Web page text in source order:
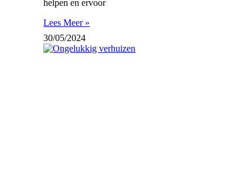
helpen en ervoor
Lees Meer »
30/05/2024